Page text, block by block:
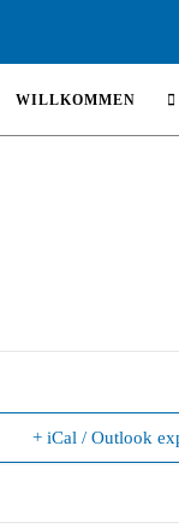
WILLKOMMEN
+ iCal / Outlook